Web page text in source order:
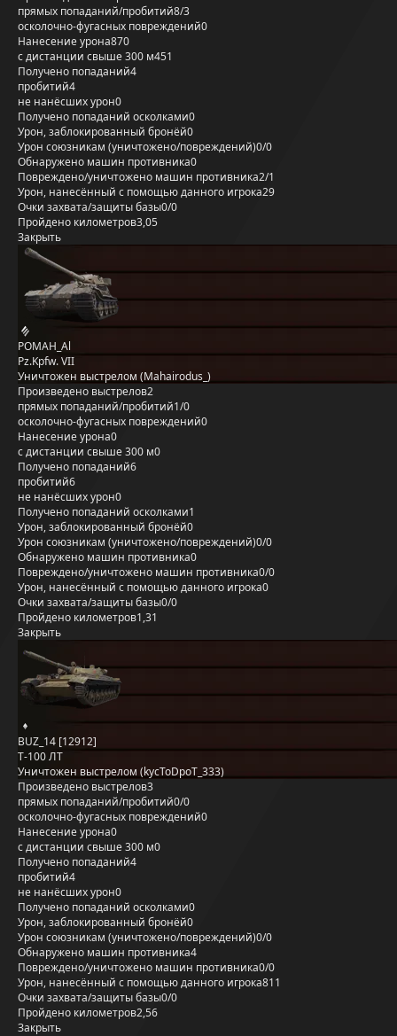
прямых попаданий/пробитий8/3
осколочно-фугасных повреждений0
Нанесение урона870
с дистанции свыше 300 м451
Получено попаданий4
пробитий4
не нанёсших урон0
Получено попаданий осколками0
Урон, заблокированный бронёй0
Урон союзникам (уничтожено/повреждений)0/0
Обнаружено машин противника0
Повреждено/уничтожено машин противника2/1
Урон, нанесённый с помощью данного игрока29
Очки захвата/защиты базы0/0
Пройдено километров3,05
Закрыть
POMAH_Al
Pz.Kpfw. VII
Уничтожен выстрелом (Mahairodus_)
Произведено выстрелов2
прямых попаданий/пробитий1/0
осколочно-фугасных повреждений0
Нанесение урона0
с дистанции свыше 300 м0
Получено попаданий6
пробитий6
не нанёсших урон0
Получено попаданий осколками1
Урон, заблокированный бронёй0
Урон союзникам (уничтожено/повреждений)0/0
Обнаружено машин противника0
Повреждено/уничтожено машин противника0/0
Урон, нанесённый с помощью данного игрока0
Очки захвата/защиты базы0/0
Пройдено километров1,31
Закрыть
BUZ_14 [12912]
Т-100 ЛТ
Уничтожен выстрелом (kycToDpoT_333)
Произведено выстрелов3
прямых попаданий/пробитий0/0
осколочно-фугасных повреждений0
Нанесение урона0
с дистанции свыше 300 м0
Получено попаданий4
пробитий4
не нанёсших урон0
Получено попаданий осколками0
Урон, заблокированный бронёй0
Урон союзникам (уничтожено/повреждений)0/0
Обнаружено машин противника4
Повреждено/уничтожено машин противника0/0
Урон, нанесённый с помощью данного игрока811
Очки захвата/защиты базы0/0
Пройдено километров2,56
Закрыть